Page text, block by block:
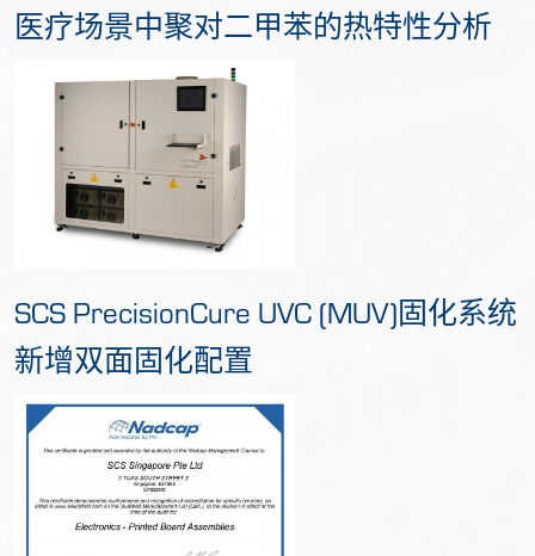
医疗场景中聚对二甲苯的热特性分析
SCS PrecisionCure UVC (MUV)固化系统
新增双面固化配置